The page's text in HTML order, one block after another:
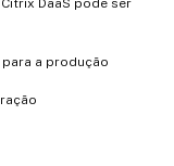
a produção